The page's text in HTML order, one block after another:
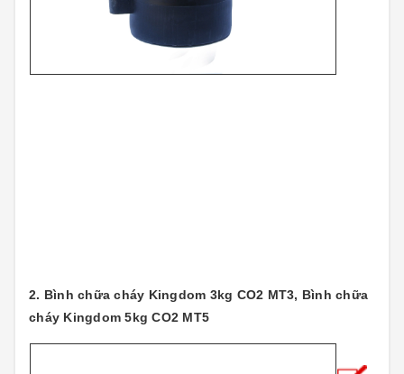
2. Bình chữa cháy Kingdom 3kg CO2 MT3, Bình chữa
cháy Kingdom 5kg CO2 MT5